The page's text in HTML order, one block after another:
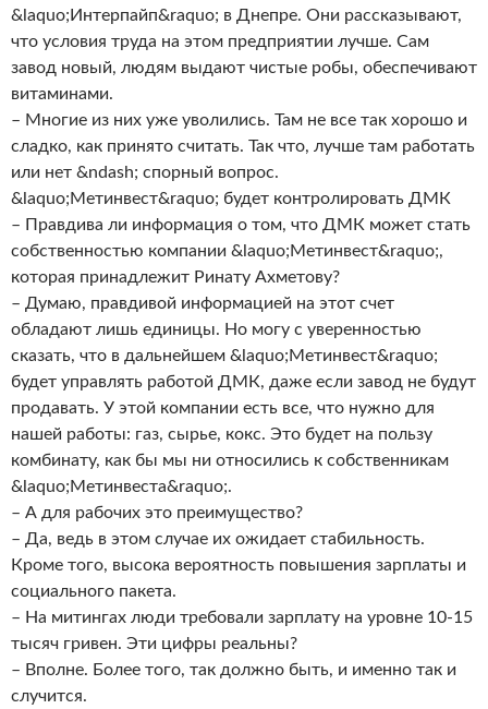
&laquo;Интерпайп&raquo; в Днепре. Они рассказывают,
что условия труда на этом предприятии лучше. Сам
завод новый, людям выдают чистые робы, обеспечивают
витаминами.
– Многие из них уже уволились. Там не все так хорошо и
сладко, как принято считать. Так что, лучше там работать
или нет &ndash; спорный вопрос.
&laquo;Метинвест&raquo; будет контролировать ДМК
– Правдива ли информация о том, что ДМК может стать
собственностью компании &laquo;Метинвест&raquo;,
которая принадлежит Ринату Ахметову?
– Думаю, правдивой информацией на этот счет
обладают лишь единицы. Но могу с уверенностью
сказать, что в дальнейшем &laquo;Метинвест&raquo;
будет управлять работой ДМК, даже если завод не будут
продавать. У этой компании есть все, что нужно для
нашей работы: газ, сырье, кокс. Это будет на пользу
комбинату, как бы мы ни относились к собственникам
&laquo;Метинвеста&raquo;.
– А для рабочих это преимущество?
– Да, ведь в этом случае их ожидает стабильность.
Кроме того, высока вероятность повышения зарплаты и
социального пакета.
– На митингах люди требовали зарплату на уровне 10-15
тысяч гривен. Эти цифры реальны?
– Вполне. Более того, так должно быть, и именно так и
случится.